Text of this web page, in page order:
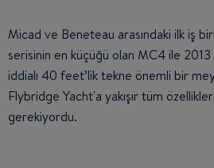
Micad ve Beneteau arasındaki ilk iş
serisinin en küçüğü olan MC4 ile 2013
iddialı 40 feet’lik tekne önemli bir
Flybridge Yacht'a yakışır tüm
gerekiyordu.